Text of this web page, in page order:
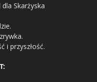
Skarżyska
i przyszłość.